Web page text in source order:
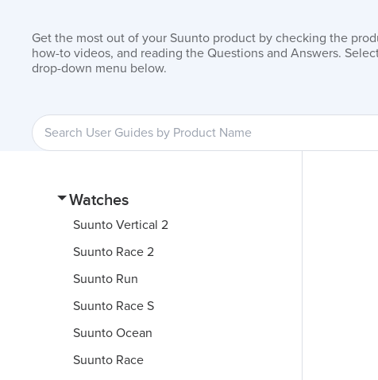
Get the most out of your Suunto product by checking the
how-to videos, and reading the Questions and Answers.
drop-down menu below.
Watches
Suunto Vertical 2
Suunto Race 2
Suunto Run
Suunto Race S
Suunto Ocean
Suunto Race